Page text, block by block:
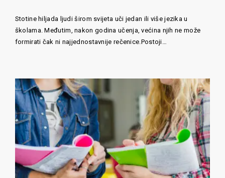
Stotine hiljada ljudi širom svijeta uči jedan ili više jezika u
školama. Međutim, nakon godina učenja, većina njih ne može
formirati čak ni najjednostavnije rečenice.Postoji…